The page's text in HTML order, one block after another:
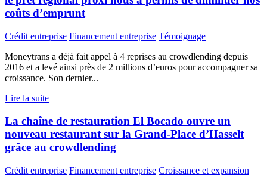
coûts d’emprunt
Crédit entreprise Financement entreprise Témoignage
Moneytrans a déjà fait appel à 4 reprises au crowdlending depuis
2016 et a levé ainsi près de 2 millions d’euros pour accompagner sa
croissance. Son dernier...
Lire la suite
La chaîne de restauration El Bocado ouvre un
nouveau restaurant sur la Grand-Place d’Hasselt
grâce au crowdlending
Crédit entreprise Financement entreprise Croissance et expansion